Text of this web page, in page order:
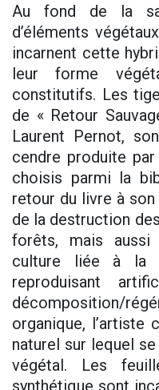
Au fond de la
d’éléments
incarnent cette
leur forme
constitutifs. Les
de « Retour
Laurent Pernot,
cendre produite
choisis parmi la
retour du livre à
de la destruction
forêts, mais
culture liée à la
reproduisant
décomposition/
organique, l’artiste
naturel sur lequel
végétal. Les
synthétique sont